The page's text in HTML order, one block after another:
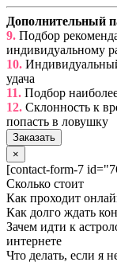
Дополнительный
9. Подбор
индивидуальному
10.
удача
11. Подбор
12. Склонность к
попасть в ловушку
Заказать
×
[contact-form-7
Сколько стоит
Как проходит
Как долго ждать
Зачем идти к
интернете
Что делать, если я